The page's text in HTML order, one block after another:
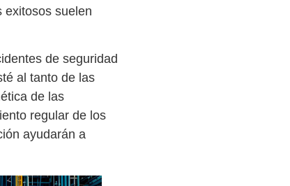
exitosos suelen
de seguridad
al tanto de las
de las
regular de los
ayudarán a